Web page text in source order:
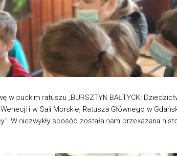
w puckim ratuszu „BURSZTYN BAŁTYCKI
i w Sali Morskiej Ratusza Głównego w
W niezwykły sposób została nam przekazana